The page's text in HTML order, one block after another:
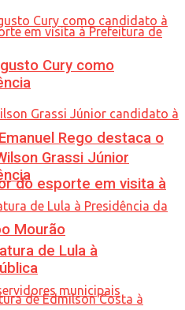
Rego destaca o
do esporte em visita à
Mourão
Cury como
Grassi Júnior
de Lula à